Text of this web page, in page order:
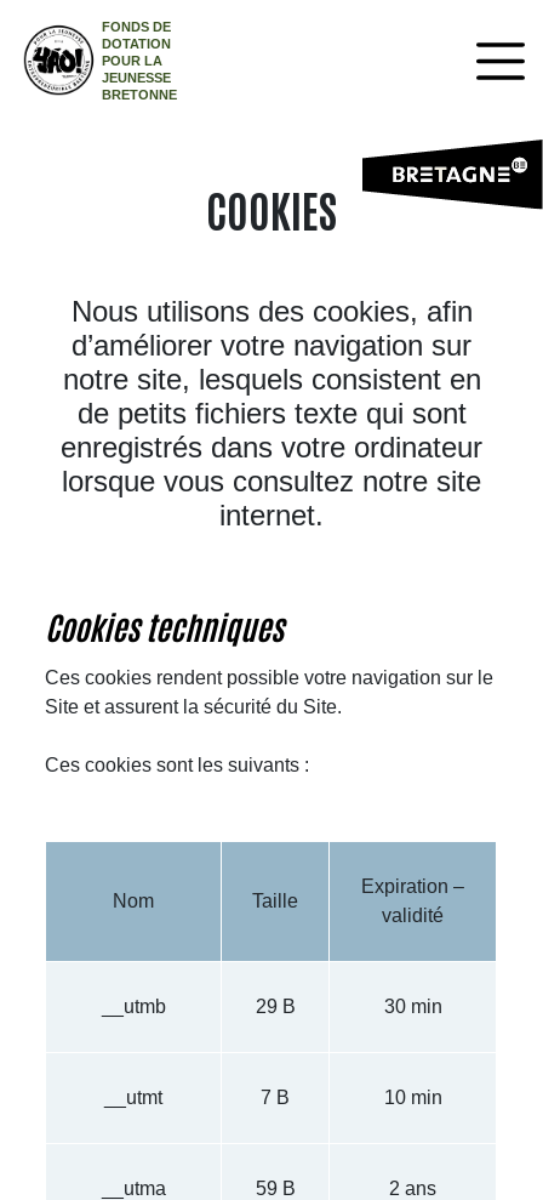
FONDS DE
DOTATION
POUR LA
JEUNESSE
BRETONNE
COOKIES
Nous utilisons des cookies, afin
d’améliorer votre navigation sur
notre site, lesquels consistent en
de petits fichiers texte qui sont
enregistrés dans votre ordinateur
lorsque vous consultez notre site
internet.
Cookies techniques
Ces cookies rendent possible votre navigation sur le
Site et assurent la sécurité du Site.
Ces cookies sont les suivants :
Nom Taille
Expiration –
validité
__utmb 29 B 30 min
__utmt 7 B 10 min
__utma 59 B 2 ans